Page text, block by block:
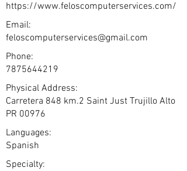
https://www.feloscomputerservices.com/
Email:
feloscomputerservices@gmail.com
Phone:
7875644219
Physical Address:
Carretera 848 km.2 Saint Just Trujillo Alto
PR 00976
Languages:
Spanish
Specialty: